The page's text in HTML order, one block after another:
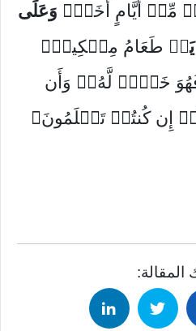
مِّنۡ أَیَّامٍ أُخَرَۚ وَعَلَى
طَعَامُ مِسۡكِینࣲۖ
خَیۡرࣱ لَّهُۥۚ وَأَن
كُنتُمۡ تَعۡلَمُونَ﴾